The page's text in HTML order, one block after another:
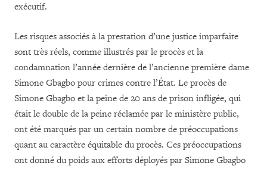
exécutif.
Les risques associés à la prestation d’une justice imparfaite
sont très réels, comme illustrés par le procès et la
condamnation l’année dernière de l’ancienne première dame
Simone Gbagbo pour crimes contre l’État. Le procès de
Simone Gbagbo et la peine de 20 ans de prison infligée, qui
était le double de la peine réclamée par le ministère public,
ont été marqués par un certain nombre de préoccupations
quant au caractère équitable du procès. Ces préoccupations
ont donné du poids aux efforts déployés par Simone Gbagbo